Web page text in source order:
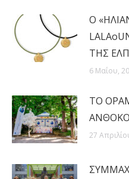
Ο
ΤΗΣ
6 Μαΐου,
ΤΟ
27